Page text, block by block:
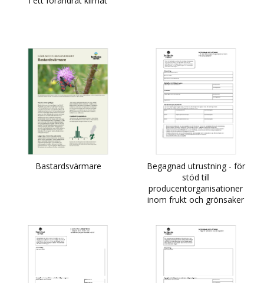
Bastardsvärmare
Begagnad utrustning - för
stöd till
producentorganisationer
inom frukt och grönsaker